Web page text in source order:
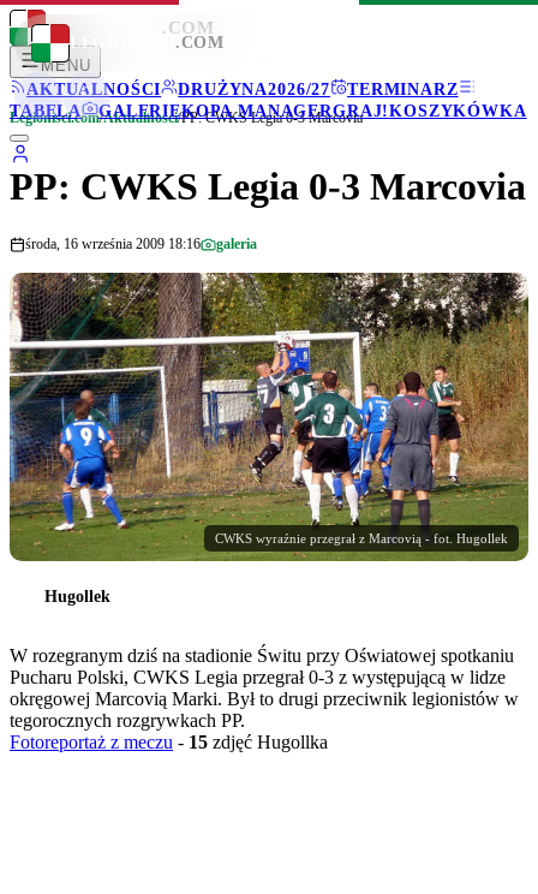
LEGIONISCI .COM
MENU
AKTUALNOŚCI
DRUŻYNA2026/27
TERMINARZ
TABELA
GALERIEKOPA MANAGERGRAJ!KOSZYKÓWKA
LEGIONISCI .COM
Legionisci.com/Aktualności/PP: CWKS Legia 0-3 Marcovia
PP: CWKS Legia 0-3 Marcovia
środa, 16 września 2009 18:16 galeria
CWKS wyraźnie przegrał z Marcovią - fot. Hugollek
Hugollek
W rozegranym dziś na stadionie Świtu przy Oświatowej spotkaniu
Pucharu Polski, CWKS Legia przegrał 0-3 z występującą w lidze
okręgowej Marcovią Marki. Był to drugi przeciwnik legionistów w
tegorocznych rozgrywkach PP.
Fotoreportaż z meczu - 15 zdjęć Hugollka